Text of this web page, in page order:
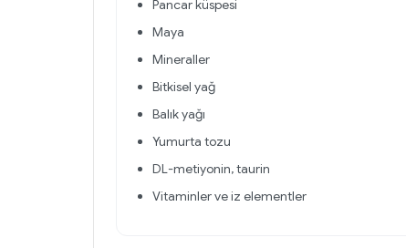
Pancar küspesi
Maya
Mineraller
Bitkisel yağ
Balık yağı
Yumurta tozu
DL-metiyonin, taurin
Vitaminler ve iz elementler